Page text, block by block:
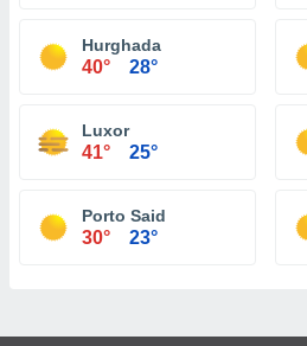
Hurghada
40° 28°
Luxor
41° 25°
Porto Said
30° 23°